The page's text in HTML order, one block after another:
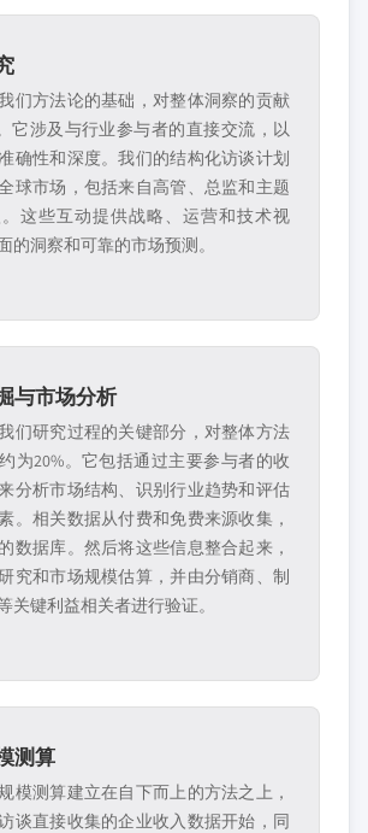
们方法论的基础，对整体洞察的贡献
它涉及与行业参与者的直接交流，以
确性和深度。我们的结构化访谈计划
球市场，包括来自高管、总监和主题
这些互动提供战略、运营和技术视
的洞察和可靠的市场预测。
与市场分析
们研究过程的关键部分，对整体方法
为20%。它包括通过主要参与者的收
分析市场结构、识别行业趋势和评估
。相关数据从付费和免费来源收集，
数据库。然后将这些信息整合起来，
究和市场规模估算，并由分销商、制
关键利益相关者进行验证。
测算
模测算建立在自下而上的方法之上，
谈直接收集的企业收入数据开始，同